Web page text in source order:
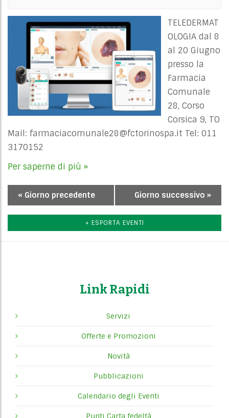
TELEDERMAT
OLOGIA dal 8
al 20 Giugno
presso la
Farmacia
Comunale
28, Corso
Corsica 9, TO
Mail: farmaciacomunale28@fctorinospa.it Tel: 011
3170152
Per saperne di più »
Navigazione
per
giorno
« Giorno precedente Giorno successivo »
+ ESPORTA EVENTI
Link Rapidi
Servizi
Offerte e Promozioni
Novità
Pubblicazioni
Calendario degli Eventi
Punti Carta fedeltà